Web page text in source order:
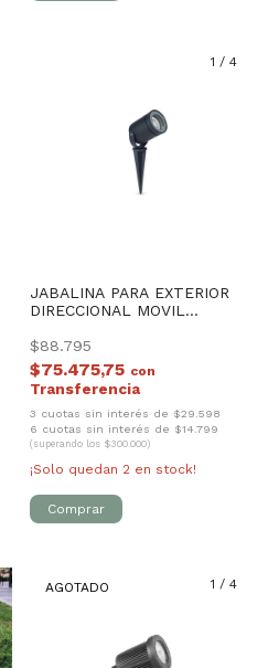
1 / 4
JABALINA PARA EXTERIOR
DIRECCIONAL MOVIL
***
$88.795
$75.475,75 con
3 cuotas sin interés de $29.598
6 cuotas sin interés de $14.799
(superando los $300.000)
¡Solo quedan 2 en stock!
1 / 4